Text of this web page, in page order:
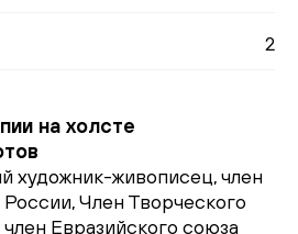
2
на холсте
художник-живописец, член
Член Творческого
Евразийского союза